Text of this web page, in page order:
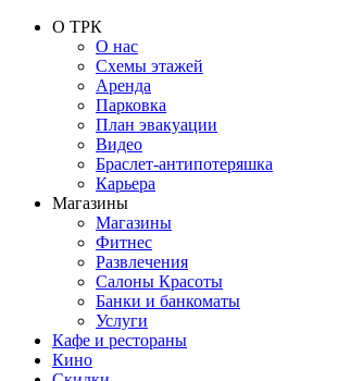
О ТРК
О нас
Схемы этажей
Аренда
Парковка
План эвакуации
Видео
Браслет-антипотеряшка
Карьера
Магазины
Магазины
Фитнес
Развлечения
Салоны Красоты
Банки и банкоматы
Услуги
Кафе и рестораны
Кино